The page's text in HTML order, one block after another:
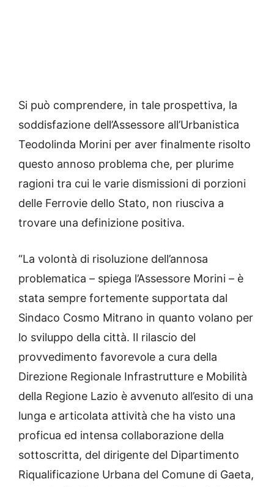
Si può comprendere, in tale prospettiva, la
soddisfazione dell’Assessore all’Urbanistica
Teodolinda Morini per aver finalmente risolto
questo annoso problema che, per plurime
ragioni tra cui le varie dismissioni di porzioni
delle Ferrovie dello Stato, non riusciva a
trovare una definizione positiva.
“La volontà di risoluzione dell’annosa
problematica – spiega l’Assessore Morini – è
stata sempre fortemente supportata dal
Sindaco Cosmo Mitrano in quanto volano per
lo sviluppo della città. Il rilascio del
provvedimento favorevole a cura della
Direzione Regionale Infrastrutture e Mobilità
della Regione Lazio è avvenuto all’esito di una
lunga e articolata attività che ha visto una
proficua ed intensa collaborazione della
sottoscritta, del dirigente del Dipartimento
Riqualificazione Urbana del Comune di Gaeta,